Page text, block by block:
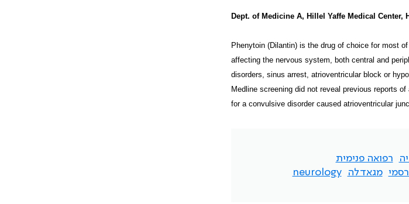
Dept. of Medicine A, Hillel Yaffe Medical Center,
Phenytoin (Dilantin) is the drug of choice for most
affecting the nervous system, both central and
disorders, sinus arrest, atrioventricular block or
Medline screening did not reveal previous reports
for a convulsive disorder caused atrioventricular
רפואה פנימית
מגאדלה
neurology